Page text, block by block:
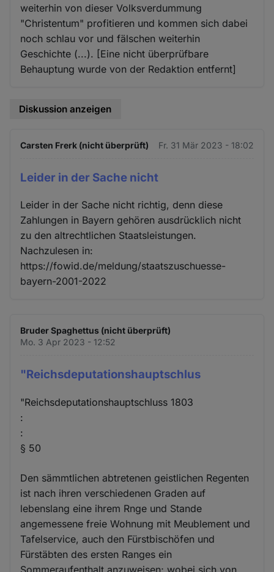
weiterhin von dieser Volksverdummung
"Christentum" profitieren und kommen sich dabei
noch schlau vor und fälschen weiterhin
Geschichte (...). [Eine nicht überprüfbare
Behauptung wurde von der Redaktion entfernt]
Diskussion anzeigen
Carsten Frerk (nicht überprüft) Fr. 31 Mär 2023 - 18:02
Leider in der Sache nicht
Leider in der Sache nicht richtig, denn diese
Zahlungen in Bayern gehören ausdrücklich nicht
zu den altrechtlichen Staatsleistungen.
Nachzulesen in:
https://fowid.de/meldung/staatszuschuesse-
bayern-2001-2022
Bruder Spaghettus (nicht überprüft)
Mo. 3 Apr 2023 - 12:52
"Reichsdeputationshauptschlus
"Reichsdeputationshauptschluss 1803
:
:
§ 50
Den sämmtlichen abtretenen geistlichen Regenten
ist nach ihren verschiedenen Graden auf
lebenslang eine ihrem Rnge und Stande
angemessene freie Wohnung mit Meublement und
Tafelservice, auch den Fürstbischöfen und
Fürstäbten des ersten Ranges ein